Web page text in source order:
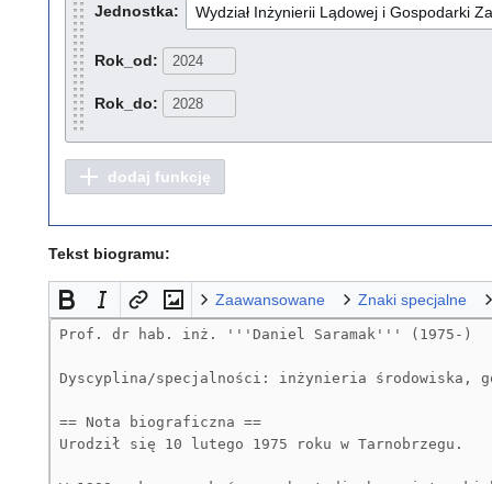
Jednostka:
Rok_od:
Rok_do:
dodaj funkcję
Tekst biogramu:
Zaawansowane Znaki specjalne